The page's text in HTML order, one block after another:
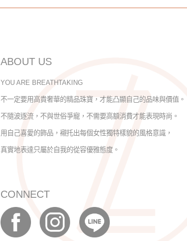
ABOUT US
YOU ARE BREATHTAKING
不一定要用高貴奢華的精品珠寶，才能凸顯自己的品味與價值。
不隨波逐流，不與世俗爭寵，不需要高額消費才能表現時尚。
用自己喜愛的飾品，襯托出每個女性獨特樣貌的風格意識，
真實地表達只屬於自我的從容優雅態度。
CONNECT